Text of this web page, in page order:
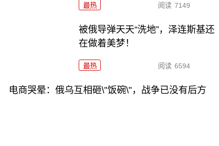
最热 阅读 7149
被俄导弹天天“洗地”，泽连斯基还
在做着美梦！
最热 阅读 6594
电商哭晕：俄乌互相砸\"饭碗\"，战争已没有后方